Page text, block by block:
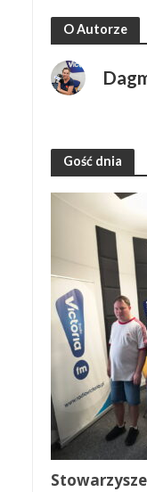
O Autorze
Gość dnia